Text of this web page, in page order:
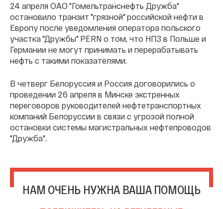
24 апреля ОАО "Гомельтранснефть Дружба"
остановило транзит "грязной" российской нефти в
Европу после уведомления оператора польского
участка "Дружбы" PERN о том, что НПЗ в Польше и
Германии не могут принимать и перерабатывать
нефть с такими показателями.
В четверг Белоруссия и Россия договорились о
проведении 26 апреля в Минске экстренных
переговоров руководителей нефтетранспортных
компаний Белоруссии в связи с угрозой полной
остановки системы магистральных нефтепроводов
"Дружба".
НАМ ОЧЕНЬ НУЖНА ВАША ПОМОЩЬ